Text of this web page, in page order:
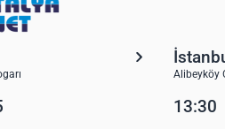
Alibeyköy
13:30